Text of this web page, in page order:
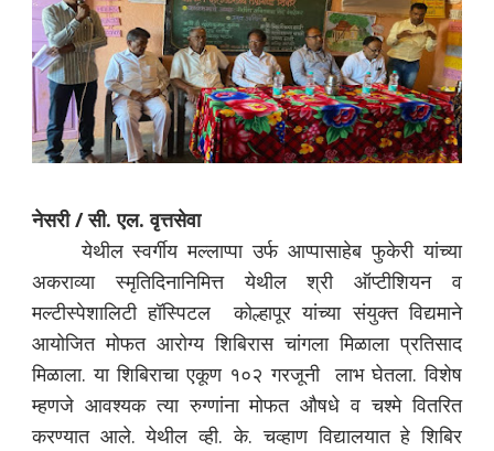
नेसरी / सी. एल. वृत्तसेवा
येथील स्वर्गीय मल्लाप्पा उर्फ आप्पासाहेब फुकेरी यांच्या
अकराव्या स्मृतिदिनानिमित्त येथील श्री ऑप्टीशियन व
मल्टीस्पेशालिटी हॉस्पिटल कोल्हापूर यांच्या संयुक्त विद्यमाने
आयोजित मोफत आरोग्य शिबिरास चांगला मिळाला प्रतिसाद
मिळाला. या शिबिराचा एकूण १०२ गरजूनी लाभ घेतला. विशेष
म्हणजे आवश्यक त्या रुग्णांना मोफत औषधे व चश्मे वितरित
करण्यात आले. येथील व्ही. के. चव्हाण विद्यालयात हे शिबिर